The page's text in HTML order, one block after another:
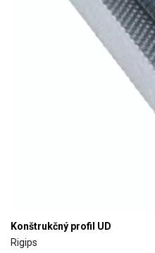
Konštrukčný profil UD
Rigips